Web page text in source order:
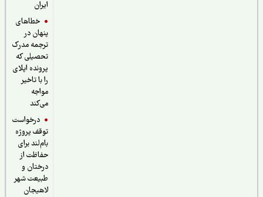
خطاهای
پنهان در
ترجمه مدرک
تحصیلی که
پرونده اپلای
را با تاخیر
درخواست
توقف پروژه
بام‌لند برای
حفاظت از
درختان و
طبیعت شهر
لاهیجان